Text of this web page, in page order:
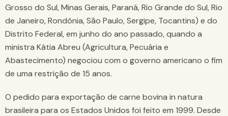
Grosso do Sul, Minas Gerais, Paraná, Rio Grande do Sul, Rio
de Janeiro, Rondônia, São Paulo, Sergipe, Tocantins) e do
Distrito Federal, em junho do ano passado, quando a
ministra Kátia Abreu (Agricultura, Pecuária e
Abastecimento) negociou com o governo americano o fim
de uma restrição de 15 anos.
O pedido para exportação de carne bovina in natura
brasileira para os Estados Unidos foi feito em 1999. Desde